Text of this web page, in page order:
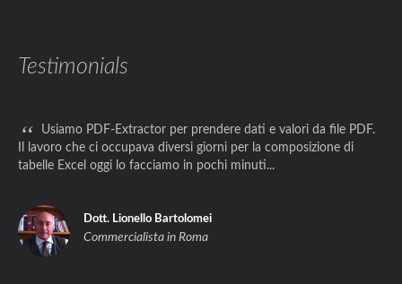
Testimonials
“
Usiamo PDF-Extractor per prendere dati e valori da file PDF.
Il lavoro che ci occupava diversi giorni per la composizione di
tabelle Excel oggi lo facciamo in pochi minuti...
Dott. Lionello Bartolomei
Commercialista in Roma